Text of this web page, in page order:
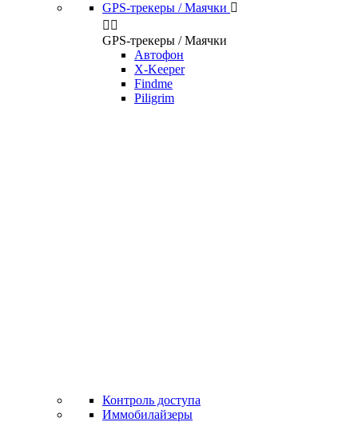
GPS-трекеры / Маячки 
 
GPS-трекеры / Маячки
Автофон
X-Keeper
Findme
Piligrim
Контроль доступа
Иммобилайзеры